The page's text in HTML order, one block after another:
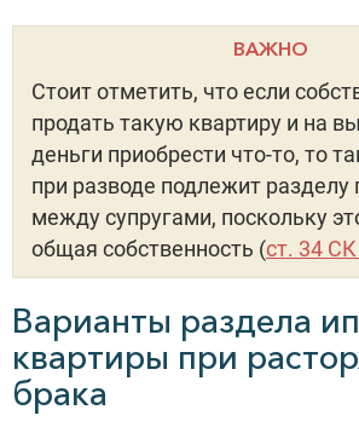
ВАЖНО
Стоит отметить, что если
продать такую квартиру и на
деньги приобрести что-то, то
при разводе подлежит разделу
между супругами, поскольку
общая собственность (ст. 34
Варианты раздела
квартиры при
брака